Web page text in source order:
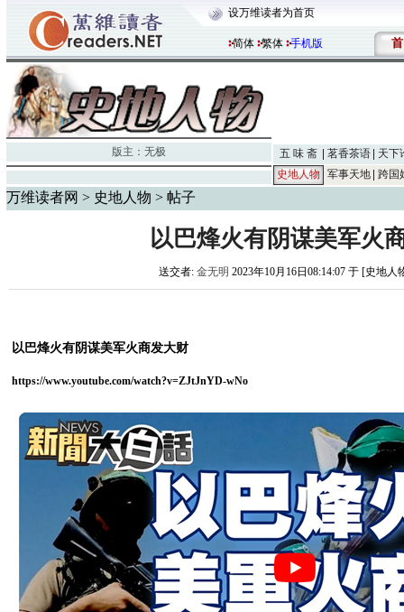
设万维读者为首页
简体 繁体 手机版 首
版主： 无极 五 味 斋 茗香茶语
天下
史地人物
军事天地 跨国
万维读者网 > 史地人物 > 帖子
以巴烽火有阴谋美军火
送交者: 金无明 2023年10月16日08:14:07 于 [史地人
以巴烽火有阴谋美军火商发大财
https://www.youtube.com/watch?v=ZJtJnYD-wNo